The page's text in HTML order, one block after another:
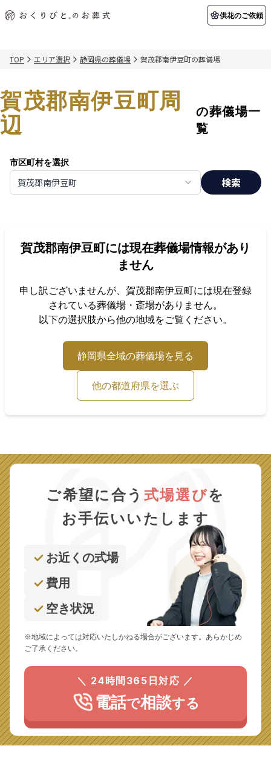
供花のご依頼
初めての方へ 納棺の儀とは？
葬儀の流れ
会社を知る
関東エリア
東京都
北海道エリア
ご葬儀事例 お客様の声
よくある質問
葬儀の知識 供花のご依頼
TOP エリア選択 静岡県の葬儀場 賀茂郡南伊豆町の葬儀場
賀茂郡南伊豆町周
辺
の葬儀場一
覧
市区町村を選択
賀茂郡南伊豆町 検索
賀茂郡南伊豆町には現在葬儀場情報があり
ません
申し訳ございませんが、 賀茂郡南伊豆町には現在登録
されている葬儀場・斎場がありません。
以下の選択肢から他の地域をご覧ください。
静岡県全域の葬儀場を見る
他の都道府県を選ぶ
ご希望に合う 式場選びを
お手伝いいたします
お近くの式場
費用
空き状況
※地域によっては対応いたしかねる場合がございます。あらかじめ
ご了承ください。
＼ 24時間365日対応 ／
電話で相談する